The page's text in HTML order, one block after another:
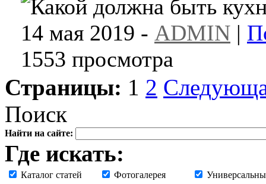
14 мая 2019 - ADMIN |
1553 просмотра
Страницы: 1 2
Поиск
Найти на сайте:
Где искать:
Каталог статей Фотогалерея